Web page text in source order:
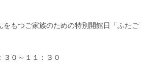
をもつご家族のための特別開館日「ふたご
０～１１：３０